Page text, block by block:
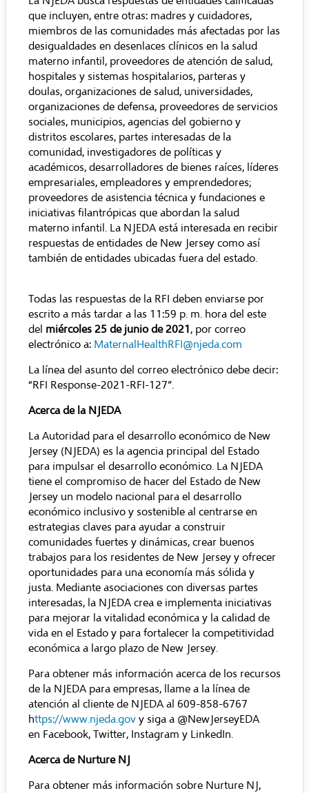
que incluyen, entre otras: madres y cuidadores,
miembros de las comunidades más afectadas por las
desigualdades en desenlaces clínicos en la salud
materno infantil, proveedores de atención de salud,
hospitales y sistemas hospitalarios, parteras y
doulas, organizaciones de salud, universidades,
organizaciones de defensa, proveedores de servicios
sociales, municipios, agencias del gobierno y
distritos escolares, partes interesadas de la
comunidad, investigadores de políticas y
académicos, desarrolladores de bienes raíces, líderes
empresariales, empleadores y emprendedores;
proveedores de asistencia técnica y fundaciones e
iniciativas filantrópicas que abordan la salud
materno infantil. La NJEDA está interesada en recibir
respuestas de entidades de New Jersey como así
también de entidades ubicadas fuera del estado.
Todas las respuestas de la RFI deben enviarse por
escrito a más tardar a las 11:59 p. m. hora del este
del miércoles 25 de junio de 2021, por correo
electrónico a: MaternalHealthRFI@njeda.com
La línea del asunto del correo electrónico debe decir:
“RFI Response-2021-RFI-127”.
Acerca de la NJEDA
La Autoridad para el desarrollo económico de New
Jersey (NJEDA) es la agencia principal del Estado
para impulsar el desarrollo económico. La NJEDA
tiene el compromiso de hacer del Estado de New
Jersey un modelo nacional para el desarrollo
económico inclusivo y sostenible al centrarse en
estrategias claves para ayudar a construir
comunidades fuertes y dinámicas, crear buenos
trabajos para los residentes de New Jersey y ofrecer
oportunidades para una economía más sólida y
justa. Mediante asociaciones con diversas partes
interesadas, la NJEDA crea e implementa iniciativas
para mejorar la vitalidad económica y la calidad de
vida en el Estado y para fortalecer la competitividad
económica a largo plazo de New Jersey.
Para obtener más información acerca de los recursos
de la NJEDA para empresas, llame a la línea de
atención al cliente de NJEDA al 609-858-6767
https://www.njeda.gov y siga a @NewJerseyEDA
en Facebook, Twitter, Instagram y LinkedIn.
Acerca de Nurture NJ
Para obtener más información sobre Nurture NJ,